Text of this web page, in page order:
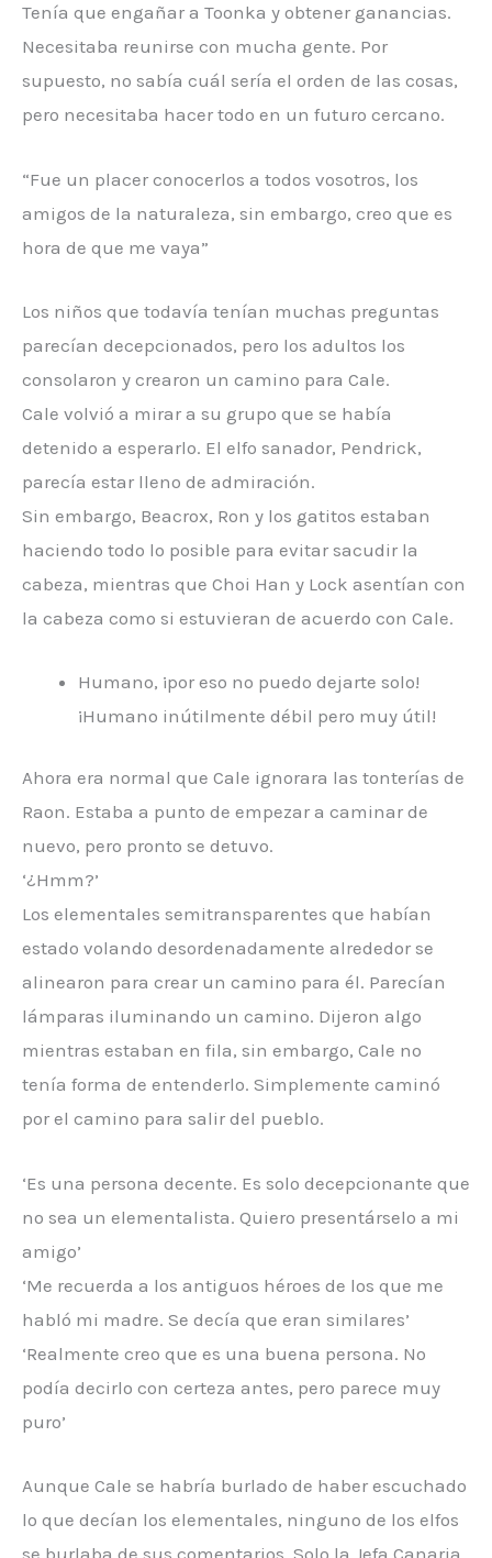
Tenía que engañar a Toonka y obtener ganancias.
Necesitaba reunirse con mucha gente. Por
supuesto, no sabía cuál sería el orden de las cosas,
pero necesitaba hacer todo en un futuro cercano.
“Fue un placer conocerlos a todos vosotros, los
amigos de la naturaleza, sin embargo, creo que es
hora de que me vaya”
Los niños que todavía tenían muchas preguntas
parecían decepcionados, pero los adultos los
consolaron y crearon un camino para Cale.
Cale volvió a mirar a su grupo que se había
detenido a esperarlo. El elfo sanador, Pendrick,
parecía estar lleno de admiración.
Sin embargo, Beacrox, Ron y los gatitos estaban
haciendo todo lo posible para evitar sacudir la
cabeza, mientras que Choi Han y Lock asentían con
la cabeza como si estuvieran de acuerdo con Cale.
Humano, ¡por eso no puedo dejarte solo!
¡Humano inútilmente débil pero muy útil!
Ahora era normal que Cale ignorara las tonterías de
Raon. Estaba a punto de empezar a caminar de
nuevo, pero pronto se detuvo.
‘¿Hmm?’
Los elementales semitransparentes que habían
estado volando desordenadamente alrededor se
alinearon para crear un camino para él. Parecían
lámparas iluminando un camino. Dijeron algo
mientras estaban en fila, sin embargo, Cale no
tenía forma de entenderlo. Simplemente caminó
por el camino para salir del pueblo.
‘Es una persona decente. Es solo decepcionante que
no sea un elementalista. Quiero presentárselo a mi
amigo’
‘Me recuerda a los antiguos héroes de los que me
habló mi madre. Se decía que eran similares’
‘Realmente creo que es una buena persona. No
podía decirlo con certeza antes, pero parece muy
puro’
Aunque Cale se habría burlado de haber escuchado
lo que decían los elementales, ninguno de los elfos
se burlaba de sus comentarios. Solo la Jefa Canaria